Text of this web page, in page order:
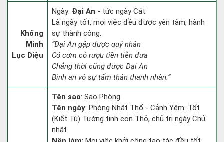
Khổng
Minh
Lục Diệu
Ngày: Đại An - tức ngày Cát.
Là ngày tốt, mọi việc đều được yên tâm, hành
sự thành công.
“Đại An gặp được quý nhân
Có cơm có rượu tiền tiễn đưa
Chẳng thời cũng được Đại An
Bình an vô sự tấm thân thanh nhàn.”
Tên sao: Sao Phòng
Tên ngày: Phòng Nhật Thố - Cảnh Yêm: Tốt
(Kiết Tú) Tướng tinh con Thỏ, chủ trị ngày Chủ
nhật.